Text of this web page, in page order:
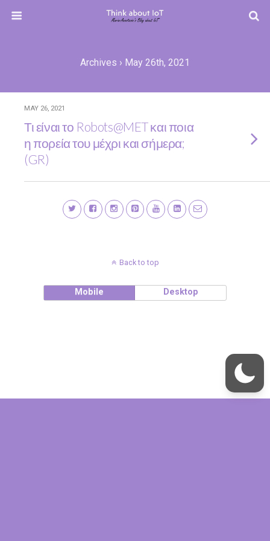
Archives › May 26th, 2021
MAY 26, 2021
Τι είναι το Robots@MET και ποια
η πορεία του μέχρι και σήμερα;
(GR)
Back to top
Mobile Desktop